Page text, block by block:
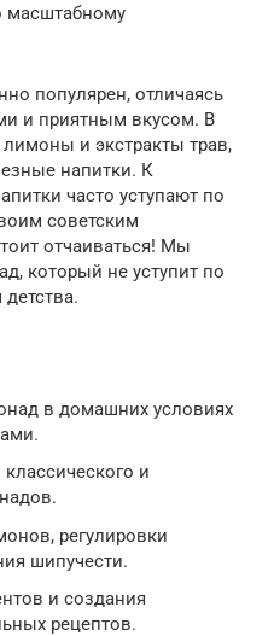
масштабному
популярен, отличаясь
и приятным вкусом. В
лимоны и экстракты трав,
напитки. К
часто уступают по
советским
отчаиваться! Мы
который не уступит по
в домашних условиях
и
регулировки
шипучести.
и создания
рецептов.